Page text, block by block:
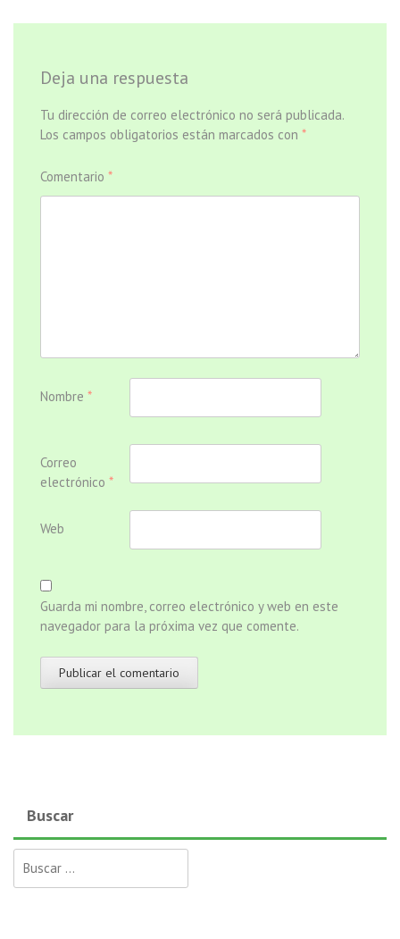
Deja una respuesta
Tu dirección de correo electrónico no será publicada.
Los campos obligatorios están marcados con *
Comentario *
Nombre *
Correo
electrónico *
Web
Guarda mi nombre, correo electrónico y web en este
navegador para la próxima vez que comente.
Buscar